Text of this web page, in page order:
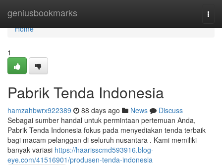
geniusbookmarks
Home
Home
1
Pabrik Tenda Indonesia
hamzahbwrx922389 88 days ago News
Discuss
Sebagai sumber handal untuk permintaan pertemuan Anda,
Pabrik Tenda Indonesia fokus pada menyediakan tenda terbaik
bagi macam pelanggan di seluruh nusantara . Kami memiliki
banyak variasi https://haarisscmd593916.blog-
eye.com/41516901/produsen-tenda-indonesia